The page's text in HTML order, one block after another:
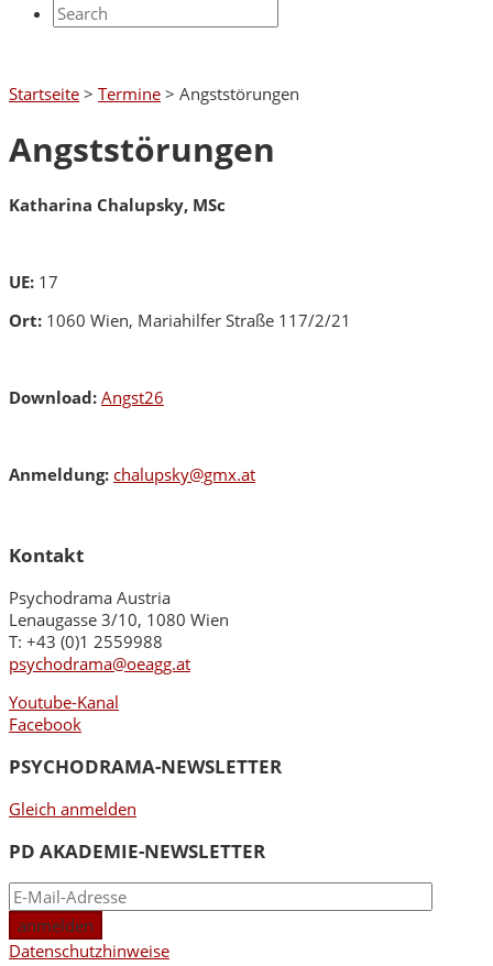
Startseite > Termine > Angststörungen
Angststörungen
Katharina Chalupsky, MSc
UE: 17
Ort: 1060 Wien, Mariahilfer Straße 117/2/21
Download: Angst26
Anmeldung: chalupsky@gmx.at
Kontakt
Psychodrama Austria
Lenaugasse 3/10, 1080 Wien
T: +43 (0)1 2559988
psychodrama@oeagg.at
Youtube-Kanal
Facebook
PSYCHODRAMA-NEWSLETTER
Gleich anmelden
PD AKADEMIE-NEWSLETTER
Datenschutzhinweise